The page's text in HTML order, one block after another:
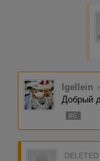
Igellein
Добрый
#6
DELETED